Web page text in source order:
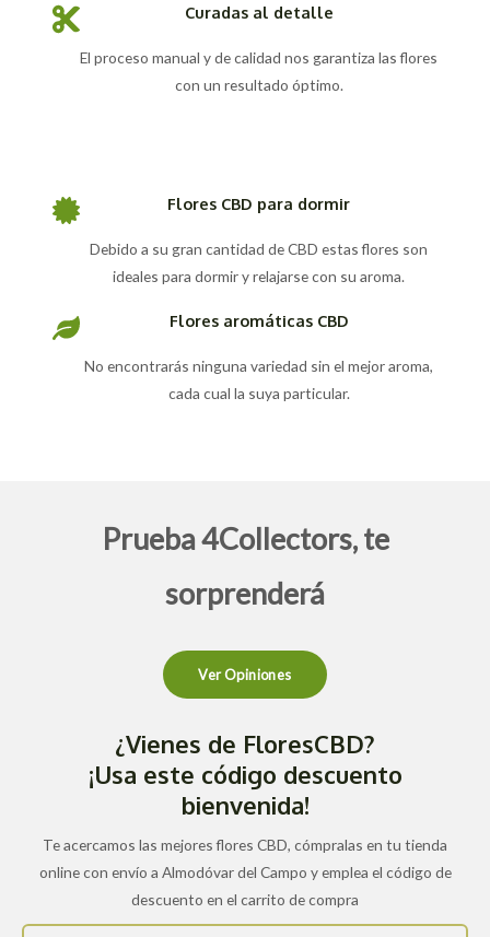
Curadas al detalle
El proceso manual y de calidad nos garantiza las flores
con un resultado óptimo.
Flores CBD para dormir
Debido a su gran cantidad de CBD estas flores son
ideales para dormir y relajarse con su aroma.
Flores aromáticas CBD
No encontrarás ninguna variedad sin el mejor aroma,
cada cual la suya particular.
Prueba 4Collectors, te
sorprenderá
Ver Opiniones
¿Vienes de FloresCBD?
¡Usa este código descuento
bienvenida!
Te acercamos las mejores flores CBD, cómpralas en tu tienda
online con envío a Almodóvar del Campo y emplea el código de
descuento en el carrito de compra